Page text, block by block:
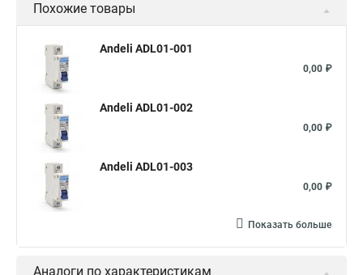
Похожие товары
Andeli ADL01-001
0,00 ₽
Andeli ADL01-002
0,00 ₽
Andeli ADL01-003
0,00 ₽
Показать больше
Аналоги по характеристикам